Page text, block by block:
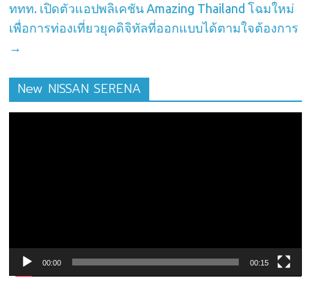
ททท. เปิดตัวแอปพลิเคชัน Amazing Thailand โฉมใหม่
เพื่อการท่องเที่ยวยุคดิจิทัลที่ออกแบบได้ตามใจต้องการ
→
New NISSAN SERENA
00:00 00:15